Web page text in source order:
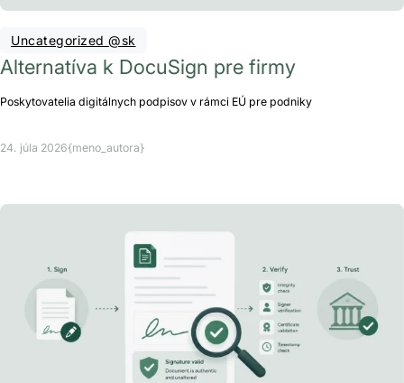
Uncategorized @sk
Alternatíva k DocuSign pre firmy
Poskytovatelia digitálnych podpisov v rámci EÚ pre podniky
24. júla 2026{meno_autora}